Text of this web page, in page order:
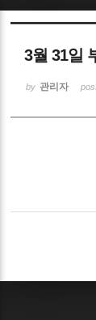
3월 31일
by 관리자